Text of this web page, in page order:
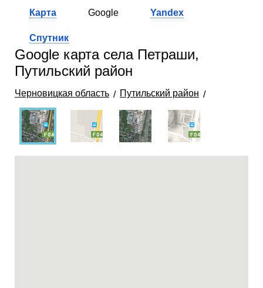
Карта Google Yandex
Спутник
Google карта села Петраши,
Путильский район
Черновицкая область Путильский район